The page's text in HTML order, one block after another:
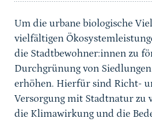
Um die urbane biologische
vielfältigen
die Stadtbewohner:innen zu
Durchgrünung von
erhöhen. Hierfür sind Richt-
Versorgung mit Stadtnatur zu
die Klimawirkung und die